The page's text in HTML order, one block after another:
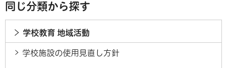
同じ分類から探す
学校教育 地域活動
学校施設の使用見直し方針